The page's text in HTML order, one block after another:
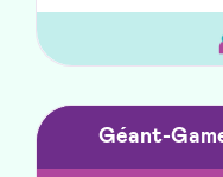
Géant-